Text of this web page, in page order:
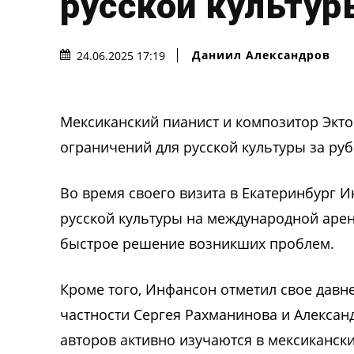
24.06.2025 17:19 Даниил Александров
Мексиканский пианист и композитор
ограничений для русской культуры за
Во время своего визита в Екатеринбург
русской культуры на международной
быстрое решение возникших проблем.
Кроме того, Инфансон отметил свое
частности Сергея Рахманинова и
авторов активно изучаются в